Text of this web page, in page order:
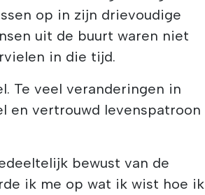
op in zijn drievoudige
uit de buurt waren niet
in die tijd.
Te veel veranderingen in
en vertrouwd levenspatroon
bewust van de
ik me op wat ik wist hoe ik